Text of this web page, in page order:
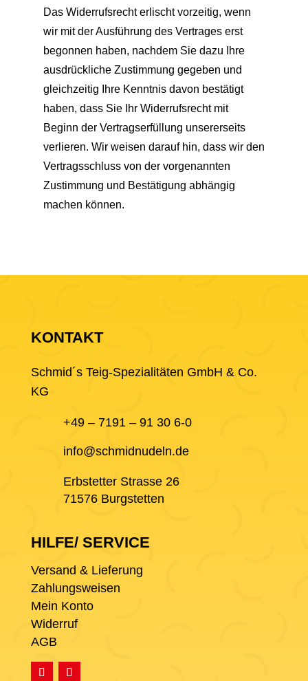
Das Widerrufsrecht erlischt vorzeitig, wenn
wir mit der Ausführung des Vertrages erst
begonnen haben, nachdem Sie dazu Ihre
ausdrückliche Zustimmung gegeben und
gleichzeitig Ihre Kenntnis davon bestätigt
haben, dass Sie Ihr Widerrufsrecht mit
Beginn der Vertragserfüllung unsererseits
verlieren. Wir weisen darauf hin, dass wir den
Vertragsschluss von der vorgenannten
Zustimmung und Bestätigung abhängig
machen können.
KONTAKT
Schmid´s Teig-Spezialitäten GmbH & Co.
KG
+49 – 7191 – 91 30 6-0
info@schmidnudeln.de
Erbstetter Strasse 26
71576 Burgstetten
HILFE/ SERVICE
Versand & Lieferung
Zahlungsweisen
Mein Konto
Widerruf
AGB